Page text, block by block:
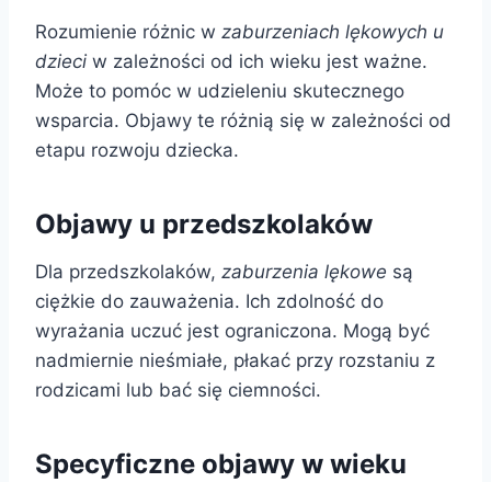
Rozumienie różnic w zaburzeniach lękowych u
dzieci w zależności od ich wieku jest ważne.
Może to pomóc w udzieleniu skutecznego
wsparcia. Objawy te różnią się w zależności od
etapu rozwoju dziecka.
Objawy u przedszkolaków
Dla przedszkolaków, zaburzenia lękowe są
ciężkie do zauważenia. Ich zdolność do
wyrażania uczuć jest ograniczona. Mogą być
nadmiernie nieśmiałe, płakać przy rozstaniu z
rodzicami lub bać się ciemności.
Specyficzne objawy w wieku